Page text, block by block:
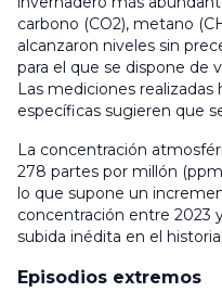
carbono (CO2), metano
alcanzaron niveles sin
para el que se dispone de
Las mediciones
específicas sugieren que
La concentración
278 partes por millón
lo que supone un
concentración entre 2023
subida inédita en el
Episodios extremos